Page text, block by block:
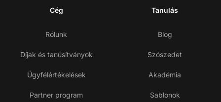
Cég
Rólunk
Díjak és tanúsítványok
Ügyfélértékelések
Partner program
Tanulás
Blog
Szószedet
Akadémia
Sablonok